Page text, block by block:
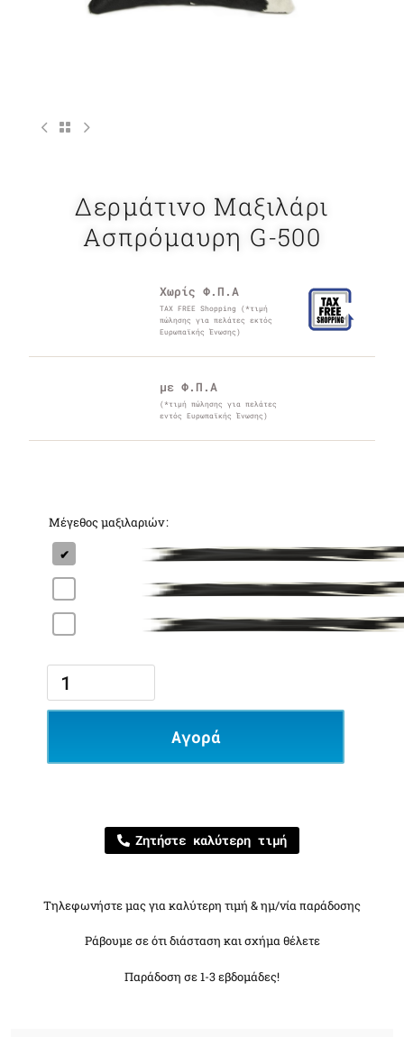
Δερμάτινο Μαξιλάρι
Ασπρόμαυρη G-500
Χωρίς Φ.Π.Α
TAX FREE Shopping (*τιμή
πώλησης για πελάτες εκτός
Ευρωπαϊκής Ένωσης)
με Φ.Π.Α
(*τιμή πώλησης για πελάτες
εντός Ευρωπαϊκής Ένωσης)
Μέγεθος μαξιλαριών
Αγορά
Ζητήστε καλύτερη τιμή
Τηλεφωνήστε μας για καλύτερη τιμή & ημ/νία παράδοσης
Ράβουμε σε ότι διάσταση και σχήμα θέλετε
Παράδοση σε 1-3 εβδομάδες!